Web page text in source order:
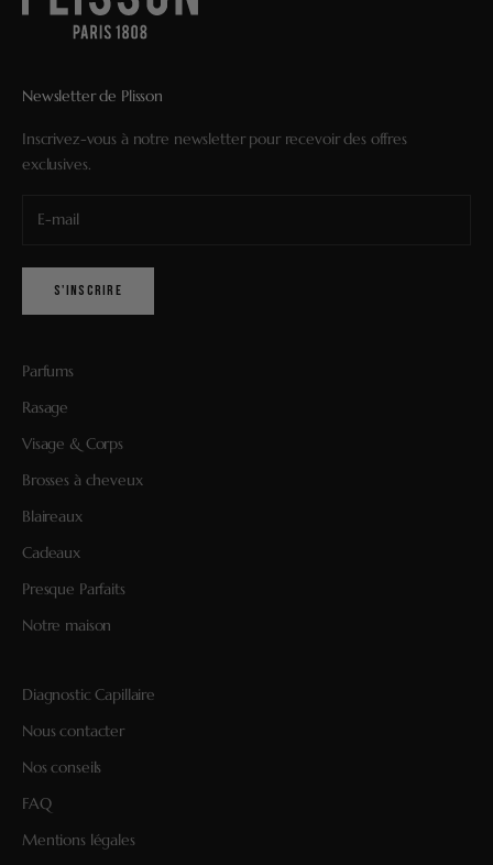
Newsletter de Plisson
Inscrivez-vous à notre newsletter pour recevoir des offres
exclusives.
S'INSCRIRE
Parfums
Rasage
Visage & Corps
Brosses à cheveux
Blaireaux
Cadeaux
Presque Parfaits
Notre maison
Diagnostic Capillaire
Nous contacter
Nos conseils
FAQ
Mentions légales